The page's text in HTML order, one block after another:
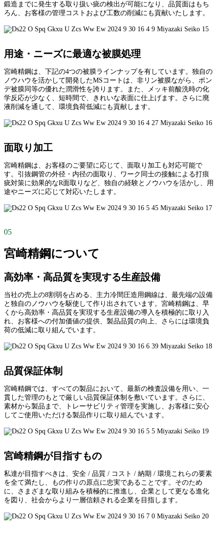
鍛造までに発生する取り扱い疵の検出が可能になり、品質面はもち
ろん、お客様の管理コストおよび工数の削減にも貢献いたします。
用途・ニーズに最適な被膜処理
宮崎精鋼は、下記の4つの被膜ラインナップを有しています。独自の
ノウハウを活かして開発したMSコートは、非リン被膜ながら、ボン
デ被膜同等の優れた潤滑性を誇ります。また、メッキ前酸洗時の化
学反応が少なく、短時間で、きれいな表面に仕上げます。さらに廃
液削減を通して、環境負荷低減にも貢献します。
面取り加工
宮崎精鋼は、お客様のご要望に応じて、面取り加工も対応可能で
す。引抜鋼管の外径・内径の面取り、ワーク同士の接触による打痕
疵対策に効果的なR面取りなど、独自の経験とノウハウを活かし、用
途やニーズに応じて対応いたします。
05
宮崎精鋼について
高効率・高品質を実現する生産設備
当社の売上の8割弱を占める、主力冷間圧造用鋼線は、最先端の設備
と独自のノウハウを駆使して作り出されています。宮崎精鋼は、早
くから高効率・高品質を実現する生産設備の導入を積極的に取り入
れ、お客様への付加価値の提供、製品品質の向上、さらには環境負
荷の低減に取り組んでいます。
品質保証体制
宮崎精鋼では、すべての製品において、最新の検査設備を用い、一
貫した管理のもとで厳しい品質保証体制を敷いています。さらに、
素材から製品まで、トレーサビリティ管理を実施し、お客様に安心
してご使用いただける製品作りに取り組んでいます。
宮崎精鋼が目指すもの
私達が目指すべきは、安全 / 品質 / コスト / 納期 / 環境これらの要素
を全て満たし、もの作りの原点に忠実であることです。そのため
に、さまざまな取り組みを積極的に推進し、企業として更なる進化
を図り、社会からより一層信頼される企業を目指します。